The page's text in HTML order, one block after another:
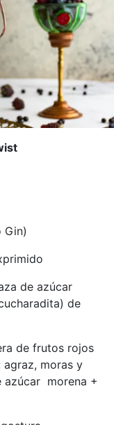
Gin)
de azúcar
de
de frutos rojos
moras y
azúcar morena +